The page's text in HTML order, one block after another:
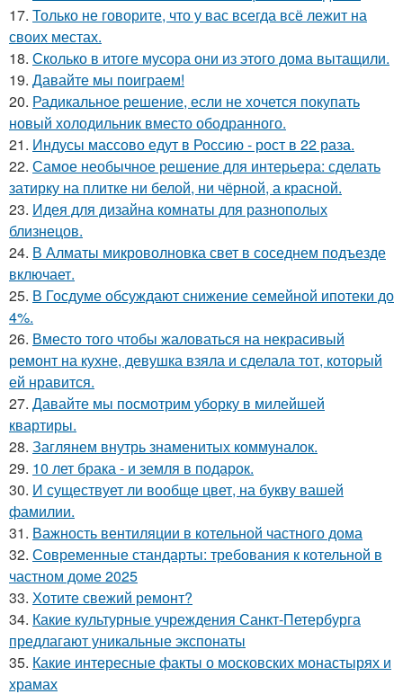
17. Только не говорите, что у вас всегда всё лежит на
своих местах.
18. Сколько в итоге мусора они из этого дома вытащили.
19. Давайте мы поиграем!
20. Радикальное решение, если не хочется покупать
новый холодильник вместо ободранного.
21. Индусы массово едут в Россию - рост в 22 раза.
22. Самое необычное решение для интерьера: сделать
затирку на плитке ни белой, ни чёрной, а красной.
23. Идея для дизайна комнаты для разнополых
близнецов.
24. В Алматы микроволновка свет в соседнем подъезде
включает.
25. В Госдуме обсуждают снижение семейной ипотеки до
4%.
26. Вместо того чтобы жаловаться на некрасивый
ремонт на кухне, девушка взяла и сделала тот, который
ей нравится.
27. Давайте мы посмотрим уборку в милейшей
квартиры.
28. Заглянем внутрь знаменитых коммуналок.
29. 10 лет брака - и земля в подарок.
30. И существует ли вообще цвет, на букву вашей
фамилии.
31. Важность вентиляции в котельной частного дома
32. Современные стандарты: требования к котельной в
частном доме 2025
33. Хотите свежий ремонт?
34. Какие культурные учреждения Санкт-Петербурга
предлагают уникальные экспонаты
35. Какие интересные факты о московских монастырях и
храмах